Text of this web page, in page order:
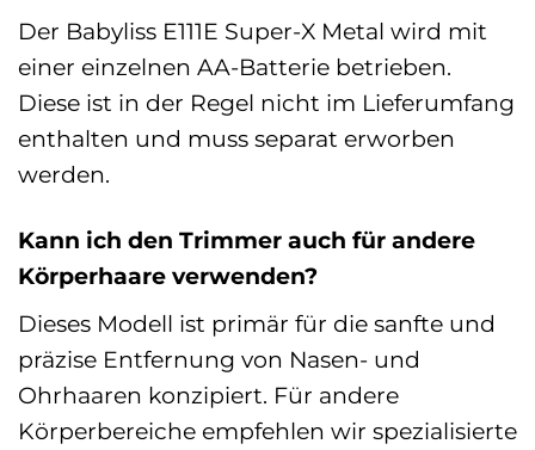
Der Babyliss E111E Super-X Metal wird mit
einer einzelnen AA-Batterie betrieben.
Diese ist in der Regel nicht im Lieferumfang
enthalten und muss separat erworben
werden.
Kann ich den Trimmer auch für andere
Körperhaare verwenden?
Dieses Modell ist primär für die sanfte und
präzise Entfernung von Nasen- und
Ohrhaaren konzipiert. Für andere
Körperbereiche empfehlen wir spezialisierte